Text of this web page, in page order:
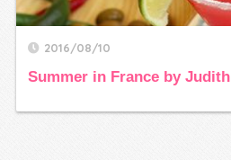
2016/08/10
Summer in France by Judith